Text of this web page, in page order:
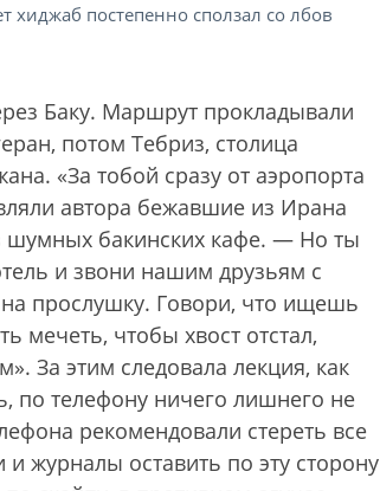
хиджаб постепенно сползал со лбов
Баку. Маршрут прокладывали
потом Тебриз, столица
«За тобой сразу от аэропорта
автора бежавшие из Ирана
шумных бакинских кафе. — Но ты
и звони нашим друзьям с
на прослушку. Говори, что ищешь
мечеть, чтобы хвост отстал,
За этим следовала лекция, как
по телефону ничего лишнего не
рекомендовали стереть все
журналы оставить по эту сторону